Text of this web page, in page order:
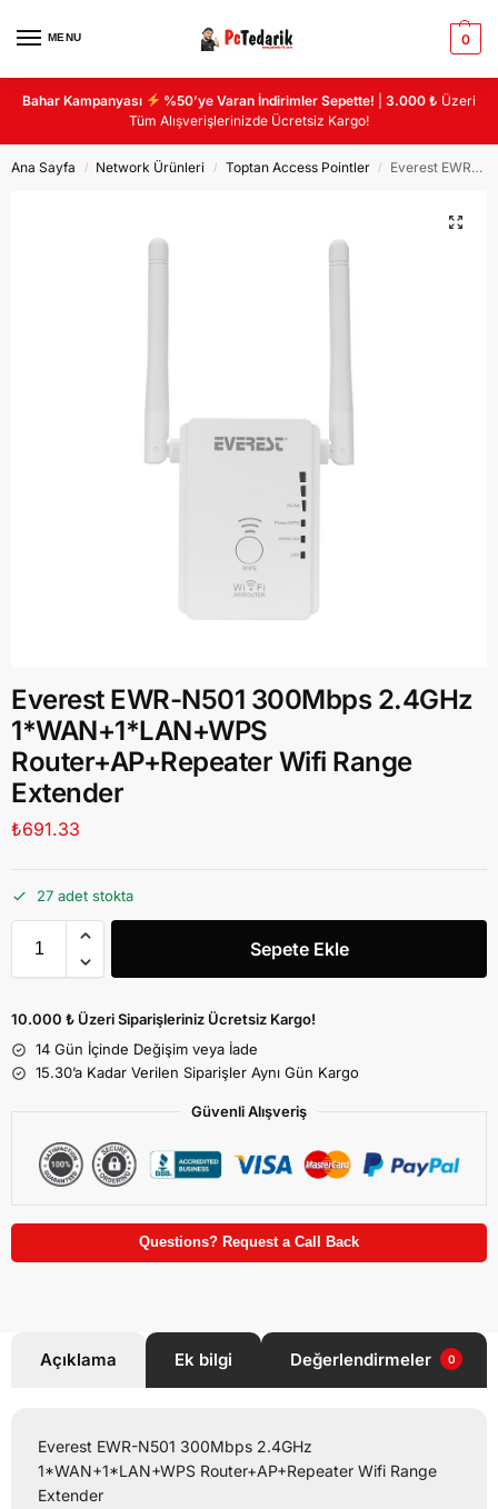
MENU 0
Bahar Kampanyası %50’ye Varan İndirimler Sepette! |3.000 ₺ Üzeri
Tüm Alışverişlerinizde Ücretsiz Kargo!
Ana Sayfa / Network Ürünleri / Toptan Access Pointler / Everest EWR-N501 300Mbps 2.4GHz 1*WAN+1*LAN+WPS Router+AP+Repeater Wifi Range Extender
Everest EWR-N501 300Mbps 2.4GHz
1*WAN+1*LAN+WPS
Router+AP+Repeater Wifi Range
Extender
₺691.33
27 adet stokta
Sepete Ekle
10.000 ₺ Üzeri Siparişleriniz Ücretsiz Kargo!
14 Gün İçinde Değişim veya İade
15.30’a Kadar Verilen Siparişler Aynı Gün Kargo
Güvenli Alışveriş
Questions? Request a Call Back
Açıklama Ek bilgi Değerlendirmeler 0
Everest EWR-N501 300Mbps 2.4GHz
1*WAN+1*LAN+WPS Router+AP+Repeater Wifi Range
Extender